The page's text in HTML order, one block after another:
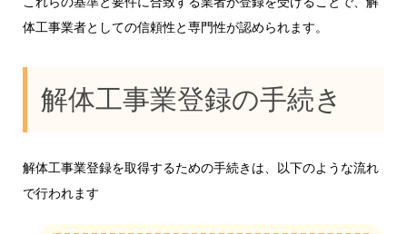
体工事業者としての信頼性と専門性が認められます。
解体工事業登録の手続き
解体工事業登録を取得するための手続きは、以下のような流れ
で行われます